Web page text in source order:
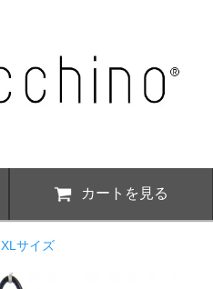
カートを見る
XLサイズ